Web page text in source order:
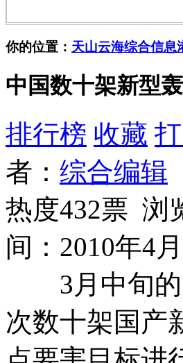
你的位置： 天山云海综合信息
中国数十架新型
排行榜 收藏
者： 综合编辑
热度432票 浏
间：2010年4
3月中旬的
次数十架国产